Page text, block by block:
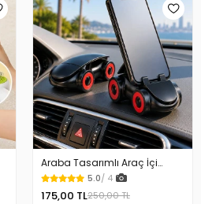
Araba Tasarımlı Araç İçi
Telefon Tutucu 360 Dönebilen
Ayarlı
5.0/ 4
175,00 TL250,00 TL